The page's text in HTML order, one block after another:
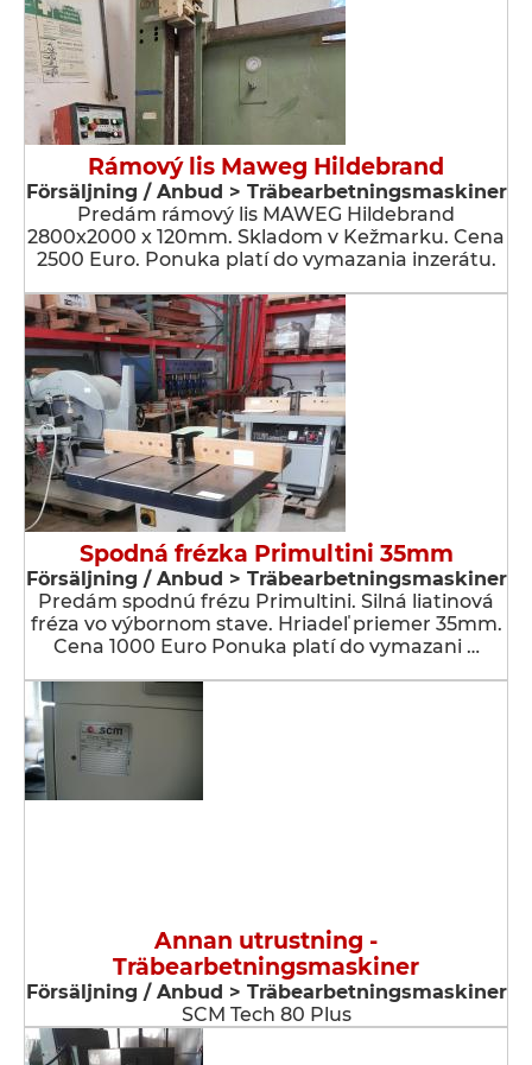
Rámový lis Maweg Hildebrand
Försäljning / Anbud > Träbearbetningsmaskiner
Predám rámový lis MAWEG Hildebrand
2800x2000 x 120mm. Skladom v Kežmarku. Cena
2500 Euro. Ponuka platí do vymazania inzerátu.
Spodná frézka Primultini 35mm
Försäljning / Anbud > Träbearbetningsmaskiner
Predám spodnú frézu Primultini. Silná liatinová
fréza vo výbornom stave. Hriadeľ priemer 35mm.
Cena 1000 Euro Ponuka platí do vymazani …
Annan utrustning -
Träbearbetningsmaskiner
Försäljning / Anbud > Träbearbetningsmaskiner
SCM Tech 80 Plus